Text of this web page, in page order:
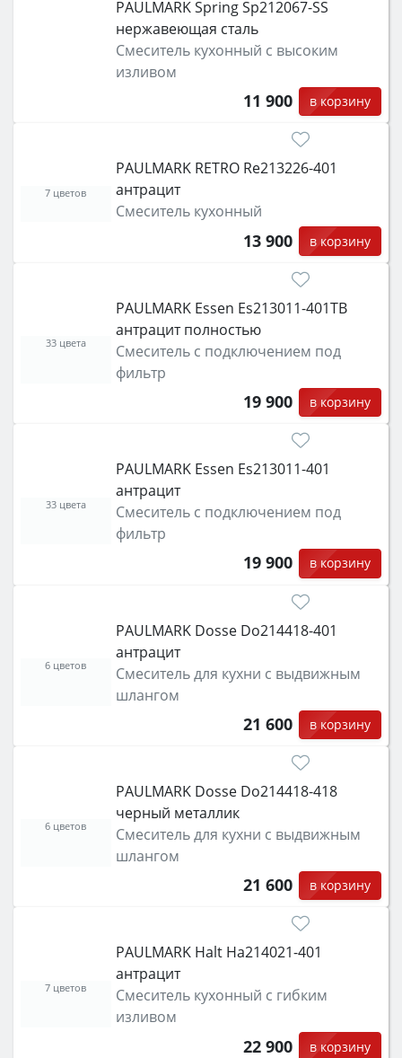
PAULMARK Spring Sp212067-SS
нержавеющая сталь
Смеситель кухонный с высоким
изливом
11 900 в корзину
PAULMARK RETRO Re213226-401
антрацит
Смеситель кухонный
13 900 в корзину
7 цветов
PAULMARK Essen Es213011-401TB
антрацит полностью
Смеситель с подключением под
фильтр
19 900 в корзину
33 цвета
PAULMARK Essen Es213011-401
антрацит
Смеситель с подключением под
фильтр
19 900 в корзину
33 цвета
PAULMARK Dosse Do214418-401
антрацит
Смеситель для кухни с выдвижным
шлангом
21 600 в корзину
6 цветов
PAULMARK Dosse Do214418-418
черный металлик
Смеситель для кухни с выдвижным
шлангом
21 600 в корзину
6 цветов
PAULMARK Halt Ha214021-401
антрацит
Смеситель кухонный с гибким
изливом
22 900 в корзину
7 цветов